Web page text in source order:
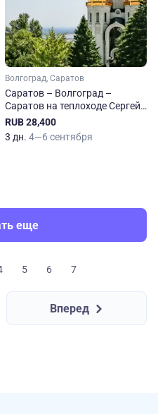
Волгоград, Саратов
Саратов – Волгоград –
Саратов на теплоходе Сергей
Кучкин
RUB 28,400
3 дн. 4—6 сентября
еще
5 6 7
Вперед